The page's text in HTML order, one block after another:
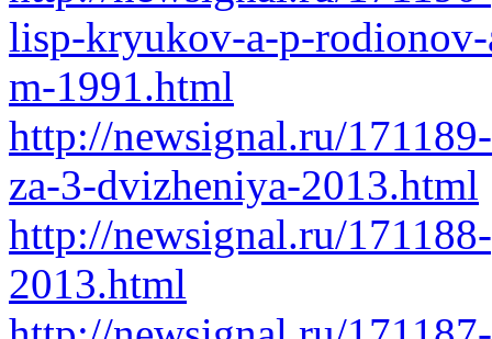
lisp-kryukov-a-p-
m-1991.html
http://newsignal.ru/
za-3-dvizheniya-2013.html
http://newsignal.ru/
2013.html